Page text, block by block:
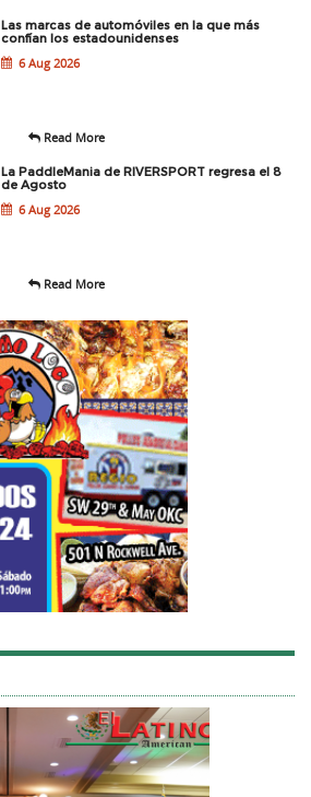
Las marcas de automóviles en la que más
confían los estadounidenses
6 Aug 2026
Read More
La PaddleMania de RIVERSPORT regresa el 8
de Agosto
6 Aug 2026
Read More